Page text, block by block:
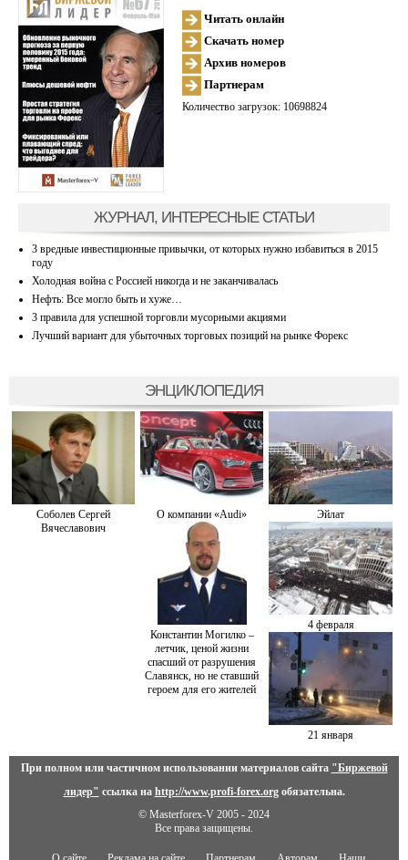
Читать онлайн
Скачать номер
Архив номеров
Партнерам
Количество загрузок: 10698824
ЖУРНАЛ, ИНТЕРЕСНЫЕ СТАТЬИ
3 вредные инвестиционные привычки, от которых нужно избавиться в 2015
году
Холодная война с Россией никогда и не заканчивалась
Нефть: Все могло быть и хуже…
3 правила для успешной торговли мусорными акциями
Лучший вариант для убыточных торговых позиций на рынке Форекс
ЭНЦИКЛОПЕДИЯ
Соболев Сергей
Вячеславович
О компании «Audi» Эйлат
Константин Могилко –
летчик, ценой жизни
спасший от разрушения
Славянск, но не ставший
героем для его жителей
4 февраля
21 января
При полном или частичном использовании материалов сайта "Биржевой
лидер" ссылка на http://www.profi-forex.orgобязательна.
© Masterforex-V 2005 - 2024
Все права защищены.